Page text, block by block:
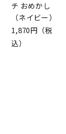
チ おめかし
（ネイビー）
1,870円（税
込）